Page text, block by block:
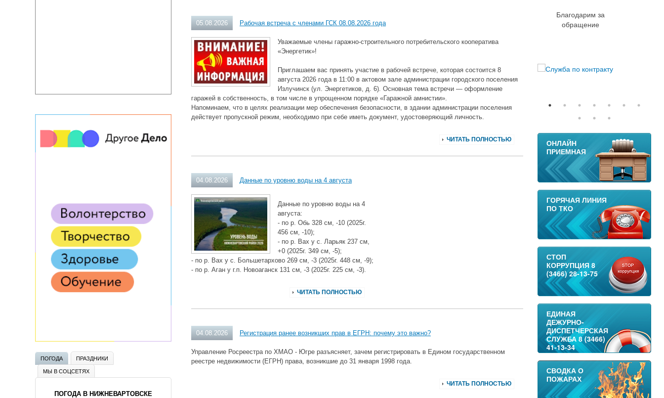
05.08.2026 Рабочая встреча с членами ГСК 08.08.2026 года
Уважаемые члены гаражно-строительного потребительского кооператива
«Энергетик»!
Приглашаем вас принять участие в рабочей встрече, которая состоится 8
августа 2026 года в 11:00 в актовом зале администрации городского поселения
Излучинск (ул. Энергетиков, д. 6). Основная тема встречи — оформление
гаражей в собственность, в том числе в упрощенном порядке «Гаражной амнистии».
Напоминаем, что в целях реализации мер обеспечения безопасности, в здании администрации поселения
действует пропускной режим, необходимо при себе иметь документ, удостоверяющий личность.
ЧИТАТЬ ПОЛНОСТЬЮ
04.08.2026 Данные по уровню воды на 4 августа
Данные по уровню воды на 4
августа:
- по р. Обь 328 см, -10 (2025г.
456 см, -10);
- по р. Вах у с. Ларьяк 237 см,
+0 (2025г. 349 см, -5);
- по р. Вах у с. Большетархово 269 см, -3 (2025г. 448 см, -9);
- по р. Аган у г.п. Новоаганск 131 см, -3 (2025г. 225 см, -3).
ЧИТАТЬ ПОЛНОСТЬЮ
04.08.2026 Регистрация ранее возникших прав в ЕГРН: почему это важно?
Управление Росреестра по ХМАО - Югре разъясняет, зачем регистрировать в Едином государственном
реестре недвижимости (ЕГРН) права, возникшие до 31 января 1998 года.
ЧИТАТЬ ПОЛНОСТЬЮ
ПОГОДА
ПРАЗДНИКИ
МЫ В СОЦСЕТЯХ
ПОГОДА В НИЖНЕВАРТОВСКЕ
Благодарим за
обращение
11
ОНЛАЙН
ПРИЕМНАЯ
ГОРЯЧАЯ ЛИНИЯ
ПО ТКО
СТОП
КОРРУПЦИЯ 8
(3466) 28-13-75
ЕДИНАЯ
ДЕЖУРНО-
ДИСПЕТЧЕРСКАЯ
СЛУЖБА 8 (3466)
41-13-34
СВОДКА О
ПОЖАРАХ